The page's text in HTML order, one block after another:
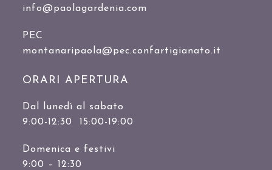
info@paolagardenia.com
PEC
montanaripaola@pec.confartigianato.it
ORARI APERTURA
Dal lunedì al sabato
9:00-12:30 15:00-19:00
Domenica e festivi
9:00 – 12:30